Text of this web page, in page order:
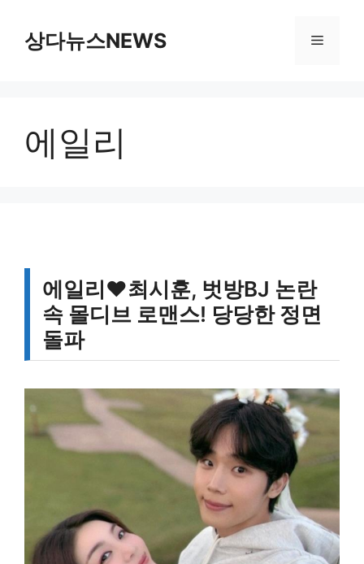
상다뉴스NEWS 메
에일리
에일리♥최시훈, 벗방BJ 논란
속 몰디브 로맨스! 당당한 정면
돌파